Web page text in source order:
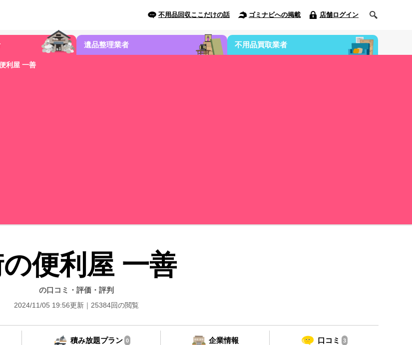
不用品回収ここだけの話 ゴミナビへの掲載 店舗ログイン
遺品整理業者 不用品買取業者
利屋 一善
便利屋 一善
の口コミ・評価・評判
2024/11/05 19:56更新 25384回の閲覧
積み放題プラン 0 企業情報 口コミ 3